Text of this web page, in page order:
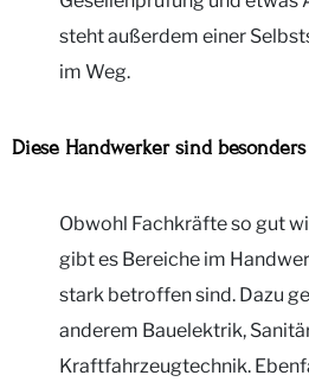
steht außerdem einer
im Weg.
Diese Handwerker sind
Obwohl Fachkräfte so gut
gibt es Bereiche im
stark betroffen sind. Dazu
anderem Bauelektrik,
Kraftfahrzeugtechnik.